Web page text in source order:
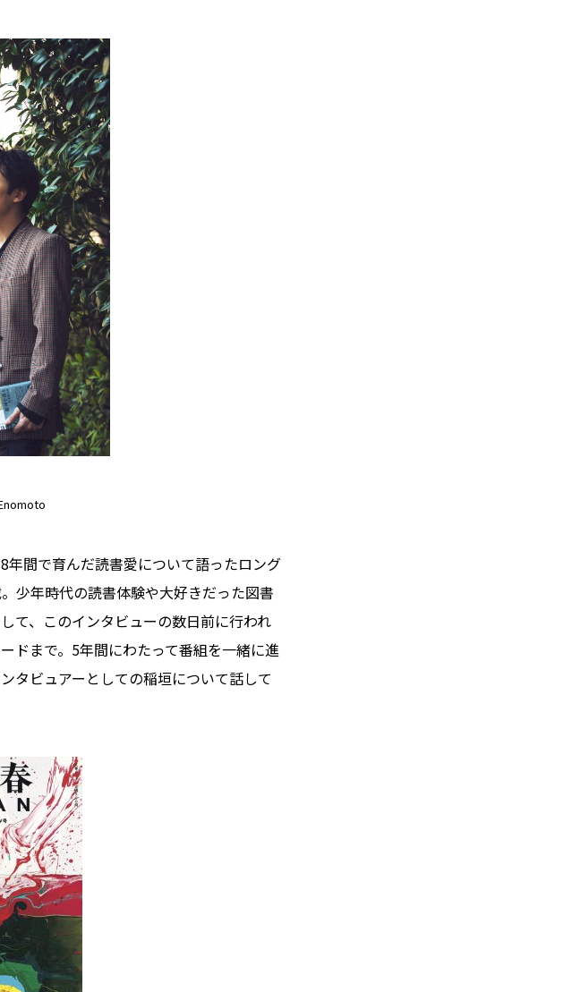
間で育んだ読書愛について語ったロング
少年時代の読書体験や大好きだった図書
て、このインタビューの数日前に行われ
ドまで。5年間にわたって番組を一緒に進
タビュアーとしての稲垣について話して